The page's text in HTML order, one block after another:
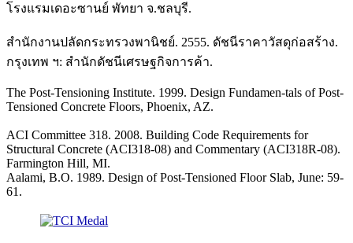
โรงแรมเดอะซานย์ พัทยา จ.ชลบุรี.
สำนักงานปลัดกระทรวงพานิชย์. 2555. ดัชนีราคาวัสดุก่อสร้าง.
กรุงเทพ ฯ: สำนักดัชนีเศรษฐกิจการค้า.
The Post-Tensioning Institute. 1999. Design Fundamen-tals of Post-
Tensioned Concrete Floors, Phoenix, AZ.
ACI Committee 318. 2008. Building Code Requirements for
Structural Concrete (ACI318-08) and Commentary (ACI318R-08).
Farmington Hill, MI.
Aalami, B.O. 1989. Design of Post-Tensioned Floor Slab, June: 59-
61.